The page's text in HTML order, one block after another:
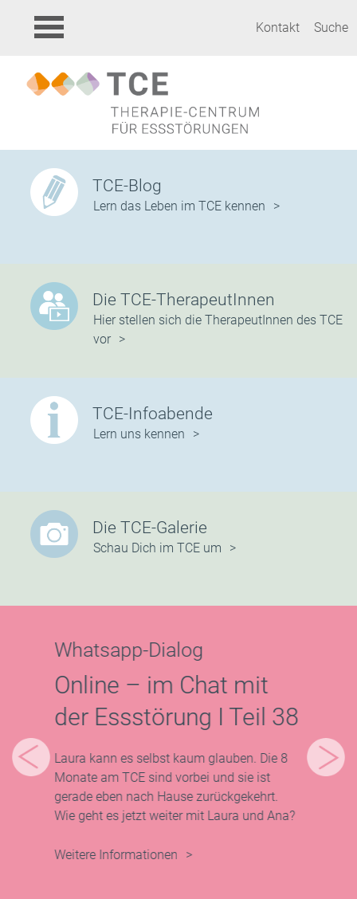
Kontakt Suche
TCE-Blog
Lern das Leben im TCE kennen
Die TCE-TherapeutInnen
Hier stellen sich die TherapeutInnen des TCE
vor
TCE-Infoabende
Lern uns kennen
Die TCE-Galerie
Schau Dich im TCE um
Whatsapp-Dialog
Online – im Chat mit
der Essstörung I Teil 38
Laura kann es selbst kaum glauben. Die 8
Monate am TCE sind vorbei und sie ist
gerade eben nach Hause zurückgekehrt.
Wie geht es jetzt weiter mit Laura und Ana?
Weitere Informationen